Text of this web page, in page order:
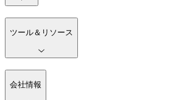
ツール＆リソース
会社情報